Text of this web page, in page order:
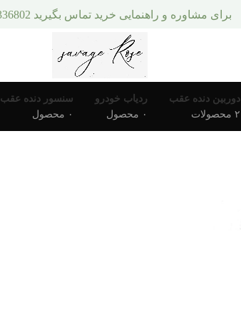
دوربین دنده عقب
۲ محصولات
ردیاب خودرو
۰ محصول
سنسور دنده عقب
۰ محصول
برای مشاوره و راهنمایی خرید تماس بگیرید 09376336802